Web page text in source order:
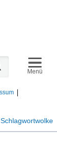
Menü